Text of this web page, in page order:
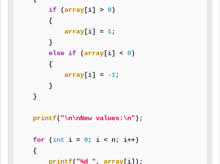
if (array [i] > 0)
        {
array [i] = 1;
        }
else if (array [i] < 0)
        {
array [i] = -1;
        }
    }
printf("\n\nNew values:\n");
for (int i = 0; i < n; i++)
    {
printf("%d ", array [i]);